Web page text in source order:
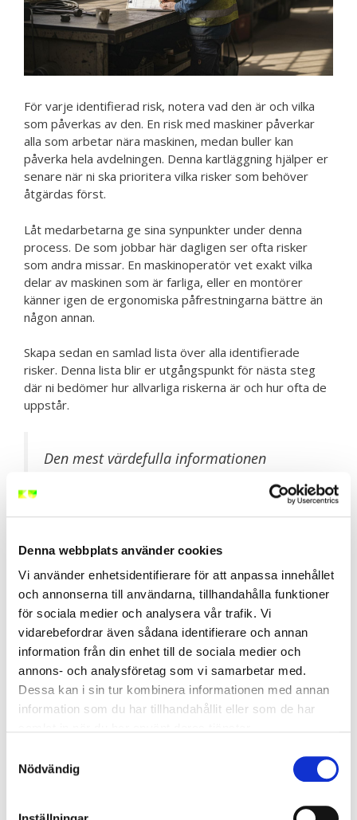
Denna webbplats använder cookies
Vi använder enhetsidentifierare för att anpassa innehållet
och annonserna till användarna, tillhandahålla funktioner
för sociala medier och analysera vår trafik. Vi
vidarebefordrar även sådana identifierare och annan
information från din enhet till de sociala medier och
annons- och analysföretag som vi samarbetar med.
Dessa kan i sin tur kombinera informationen med annan
information som du har tillhandahållit eller som de har
Nödvändig
För varje identifierad risk, notera vad den är och vilka
som påverkas av den. En risk med maskiner påverkar
alla som arbetar nära maskinen, medan buller kan
påverka hela avdelningen. Denna kartläggning hjälper er
senare när ni ska prioritera vilka risker som behöver
åtgärdas först.
Låt medarbetarna ge sina synpunkter under denna
process. De som jobbar här dagligen ser ofta risker
som andra missar. En maskinoperatör vet exakt vilka
delar av maskinen som är farliga, eller en montörer
känner igen de ergonomiska påfrestningarna bättre än
någon annan.
Skapa sedan en samlad lista över alla identifierade
risker. Denna lista blir er utgångspunkt för nästa steg
där ni bedömer hur allvarliga riskerna är och hur ofta de
uppstår.
Den mest värdefulla informationen
kommer ofta från människorna som
möter riskerna dag efter dag, inte från
administrativa skrivbord.
Genomföra riskbedömning-tips: Fotografera eller video
dokumentera de områden där ni ser risker, så ni kan se
detaljerna senare och diskutera lösningar baserat på
konkret bevis snarare än minnen från besöket.
Steg 3: Bedöm och värdera varje
identifierad risk
Nästa steg är att bedöma hur allvarliga de är och hur
ofta de uppstår. Detta hjälper dig att prioritera vilka